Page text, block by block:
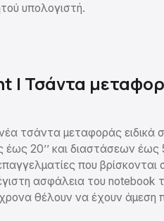
υπολογιστή.
| Τσάντα
τσάντα μεταφοράς ειδικά
έως 20’’ και διαστάσεων
που βρίσκονται
ασφάλεια του notebook
θέλουν να έχουν άμεση